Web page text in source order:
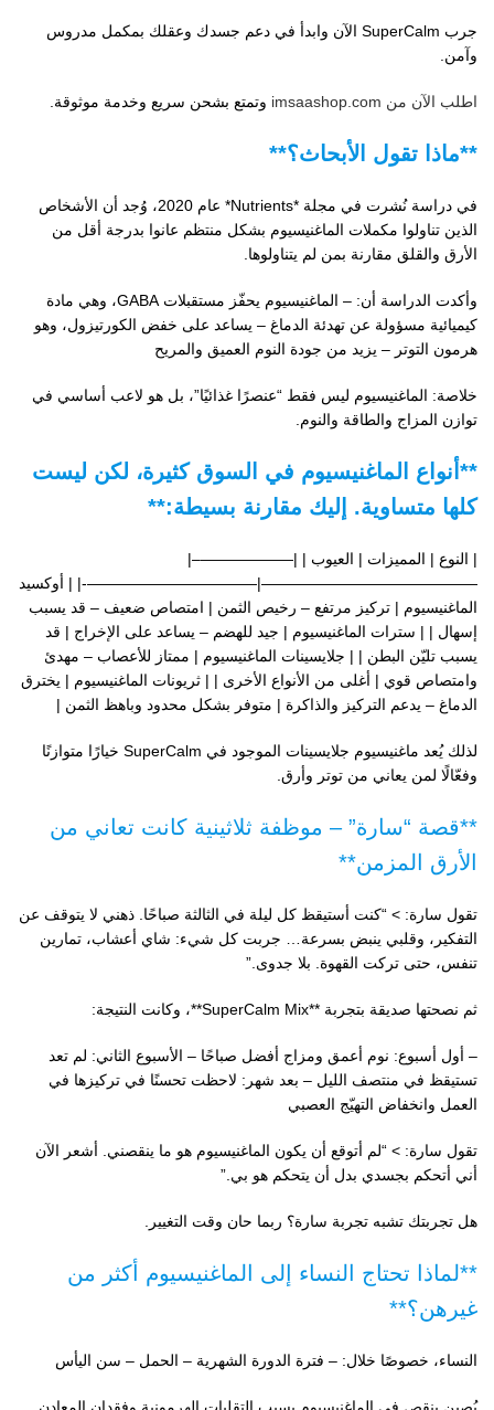
جرب SuperCalm الآن وابدأ في دعم جسدك وعقلك بمكمل مدروس
وآمن.
اطلب الآن من imsaashop.com وتمتع بشحن سريع وخدمة موثوقة.
**ماذا تقول الأبحاث؟**
في دراسة نُشرت في مجلة *Nutrients* عام 2020، وُجد أن الأشخاص
الذين تناولوا مكملات الماغنيسيوم بشكل منتظم عانوا بدرجة أقل من
الأرق والقلق مقارنة بمن لم يتناولوها.
وأكدت الدراسة أن: – الماغنيسيوم يحفّز مستقبلات GABA، وهي مادة
كيميائية مسؤولة عن تهدئة الدماغ – يساعد على خفض الكورتيزول، وهو
هرمون التوتر – يزيد من جودة النوم العميق والمريح
خلاصة: الماغنيسيوم ليس فقط “عنصرًا غذائيًا”، بل هو لاعب أساسي في
توازن المزاج والطاقة والنوم.
**أنواع الماغنيسيوم في السوق كثيرة، لكن ليست
كلها متساوية. إليك مقارنة بسيطة:**
| النوع | المميزات | العيوب | |——————–|
——————————————|———————————-| | أوكسيد
الماغنيسيوم | تركيز مرتفع – رخيص الثمن | امتصاص ضعيف – قد يسبب
إسهال | | سترات الماغنيسيوم | جيد للهضم – يساعد على الإخراج | قد
يسبب تليّن البطن | | جلايسينات الماغنيسيوم | ممتاز للأعصاب – مهدئ
وامتصاص قوي | أغلى من الأنواع الأخرى | | ثريونات الماغنيسيوم | يخترق
الدماغ – يدعم التركيز والذاكرة | متوفر بشكل محدود وباهظ الثمن |
لذلك يُعد ماغنيسيوم جلايسينات الموجود في SuperCalm خيارًا متوازنًا
وفعّالًا لمن يعاني من توتر وأرق.
**قصة “سارة” – موظفة ثلاثينية كانت تعاني من
الأرق المزمن**
تقول سارة: > “كنت أستيقظ كل ليلة في الثالثة صباحًا. ذهني لا يتوقف عن
التفكير، وقلبي ينبض بسرعة… جربت كل شيء: شاي أعشاب، تمارين
تنفس، حتى تركت القهوة. بلا جدوى.”
ثم نصحتها صديقة بتجربة **SuperCalm Mix**، وكانت النتيجة:
– أول أسبوع: نوم أعمق ومزاج أفضل صباحًا – الأسبوع الثاني: لم تعد
تستيقظ في منتصف الليل – بعد شهر: لاحظت تحسنًا في تركيزها في
العمل وانخفاض التهيّج العصبي
تقول سارة: > “لم أتوقع أن يكون الماغنيسيوم هو ما ينقصني. أشعر الآن
أني أتحكم بجسدي بدل أن يتحكم هو بي.”
هل تجربتك تشبه تجربة سارة؟ ربما حان وقت التغيير.
**لماذا تحتاج النساء إلى الماغنيسيوم أكثر من
غيرهن؟**
النساء، خصوصًا خلال: – فترة الدورة الشهرية – الحمل – سن اليأس